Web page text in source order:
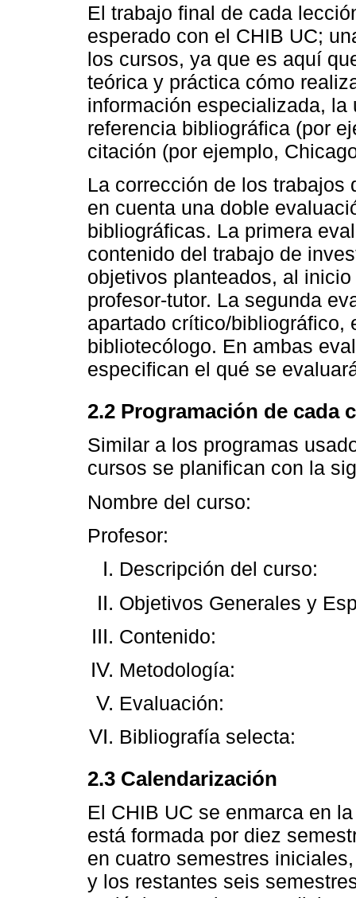
El trabajo final de cada
esperado con el CHIB UC;
los cursos, ya que es aquí
teórica y práctica cómo
información especializada,
referencia bibliográfica (por
citación (por ejemplo,
La corrección de los
en cuenta una doble
bibliográficas. La primera
contenido del trabajo de
objetivos planteados, al
profesor-tutor. La segunda
apartado crítico/bibliográfico,
bibliotecólogo. En ambas
especifican el qué se
2.2 Programación de cada
Similar a los programas
cursos se planifican con la
Nombre del curso:
Profesor:
Descripción del curso:
Objetivos Generales y
Contenido:
Metodología:
Evaluación:
Bibliografía selecta:
2.3 Calendarización
El CHIB UC se enmarca en
está formada por diez
en cuatro semestres
y los restantes seis